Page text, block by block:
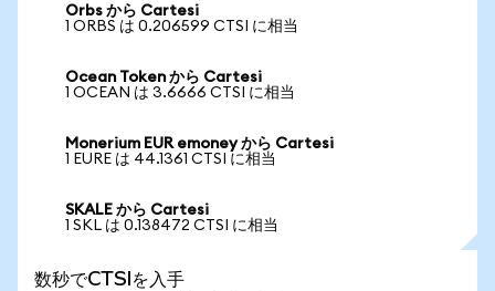
Orbs から Cartesi
1 ORBS は 0.206599 CTSI に相当
Ocean Token から Cartesi
1 OCEAN は 3.6666 CTSI に相当
Monerium EUR emoney から Cartesi
1 EURE は 44.1361 CTSI に相当
SKALE から Cartesi
1 SKL は 0.138472 CTSI に相当
数秒でCTSIを入手